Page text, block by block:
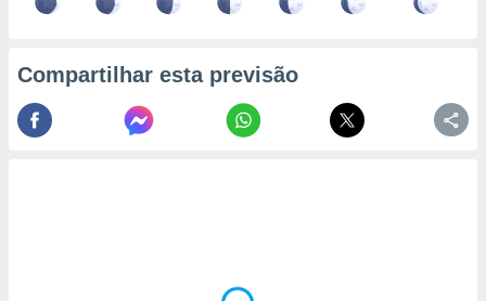
Compartilhar esta previsão